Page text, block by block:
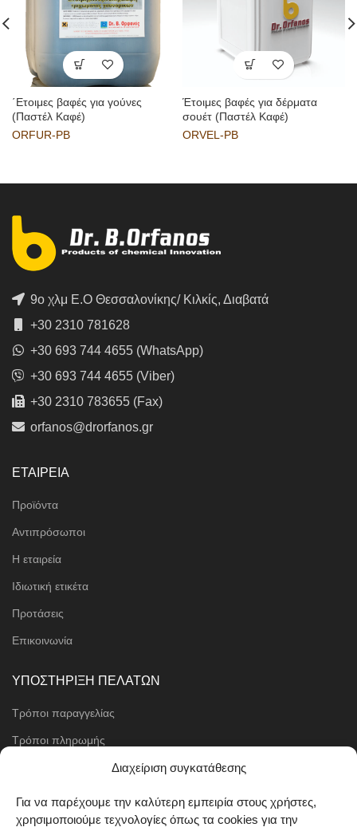
Διαχείριση συγκατάθεσης
Για να παρέχουμε την καλύτερη εμπειρία στους χρήστες,
χρησιμοποιούμε τεχνολογίες όπως τα cookies για την
΄Ετοιμες βαφές για γούνες
(Παστέλ Καφέ)
ORFUR-PB
Έτοιμες βαφές για δέρματα
σουέτ (Παστέλ Καφέ)
ORVEL-PB
9ο χλμ Ε.Ο Θεσσαλονίκης/ Κιλκίς, Διαβατά
+30 2310 781628
+30 693 744 4655 (WhatsApp)
+30 693 744 4655 (Viber)
+30 2310 783655 (Fax)
orfanos@drorfanos.gr
ΕΤΑΙΡΕΙΑ
Προϊόντα
Αντιπρόσωποι
Η εταιρεία
Ιδιωτική ετικέτα
Προτάσεις
Επικοινωνία
ΥΠΟΣΤΗΡΙΞΗ ΠΕΛΑΤΩΝ
Τρόποι παραγγελίας
Τρόποι πληρωμής
Μέθοδοι αποστολής
Όροι χρήσης